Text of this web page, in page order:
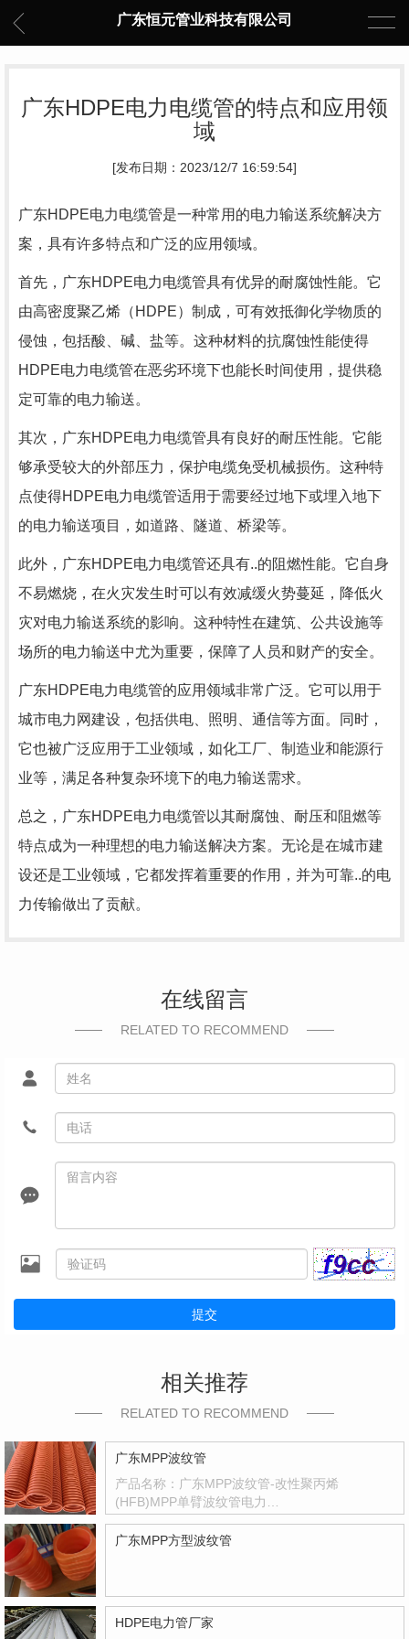
广东恒元管业科技有限公司
广东HDPE电力电缆管的特点和应用领
域
[发布日期：2023/12/7 16:59:54]
广东HDPE电力电缆管是一种常用的电力输送系统解决方
案，具有许多特点和广泛的应用领域。
首先，广东HDPE电力电缆管具有优异的耐腐蚀性能。它
由高密度聚乙烯（HDPE）制成，可有效抵御化学物质的
侵蚀，包括酸、碱、盐等。这种材料的抗腐蚀性能使得
HDPE电力电缆管在恶劣环境下也能长时间使用，提供稳
定可靠的电力输送。
其次，广东HDPE电力电缆管具有良好的耐压性能。它能
够承受较大的外部压力，保护电缆免受机械损伤。这种特
点使得HDPE电力电缆管适用于需要经过地下或埋入地下
的电力输送项目，如道路、隧道、桥梁等。
此外，广东HDPE电力电缆管还具有..的阻燃性能。它自身
不易燃烧，在火灾发生时可以有效减缓火势蔓延，降低火
灾对电力输送系统的影响。这种特性在建筑、公共设施等
场所的电力输送中尤为重要，保障了人员和财产的安全。
广东HDPE电力电缆管的应用领域非常广泛。它可以用于
城市电力网建设，包括供电、照明、通信等方面。同时，
它也被广泛应用于工业领域，如化工厂、制造业和能源行
业等，满足各种复杂环境下的电力输送需求。
总之，广东HDPE电力电缆管以其耐腐蚀、耐压和阻燃等
特点成为一种理想的电力输送解决方案。无论是在城市建
设还是工业领域，它都发挥着重要的作用，并为可靠..的电
力传输做出了贡献。
在线留言
RELATED TO RECOMMEND
提交
相关推荐
RELATED TO RECOMMEND
广东MPP波纹管
产品名称：广东MPP波纹管-改性聚丙烯
(HFB)MPP单臂波纹管电力…
广东MPP方型波纹管
HDPE电力管厂家